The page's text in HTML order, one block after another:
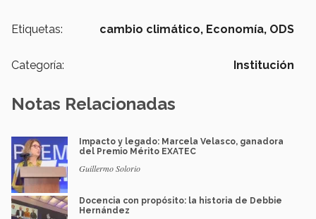
Etiquetas: cambio climático, Economía, ODS
Categoría: Institución
Notas Relacionadas
Impacto y legado: Marcela Velasco, ganadora
del Premio Mérito EXATEC
Guillermo Solorio
Docencia con propósito: la historia de Debbie
Hernández